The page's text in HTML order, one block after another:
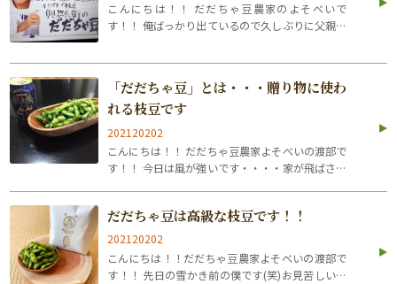
こんにちは！！ だだちゃ豆農家のよそべいで
す！！ 俺ばっかり出ているので久しぶりに父親で
のようにぐるぐる混ぜます。 よく混ぜて麹菌が増
「だだちゃ豆」とは・・・贈り物に使わ
れる枝豆です
202120202
こんにちは！！ だだちゃ豆農家よそべいの渡部で
す！！ 今日は風が強いです・・・・家が飛ばされ
ゃ豆は夏の風物詩2 夏の贈り物とし…
だだちゃ豆は高級な枝豆です！！
202120202
こんにちは！！だだちゃ豆農家よそべいの渡部で
す！！ 先日の雪かき前の僕です(笑)お見苦しいと